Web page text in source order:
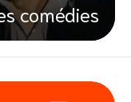
comédies